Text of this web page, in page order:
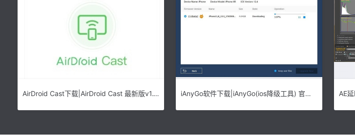
AirDroid Cast下载|AirDroid Cast 最新版v1.1.1.0下载 iAnyGo软件下载|iAnyGo(ios降级工具) 官方最新版v1.3.1下载